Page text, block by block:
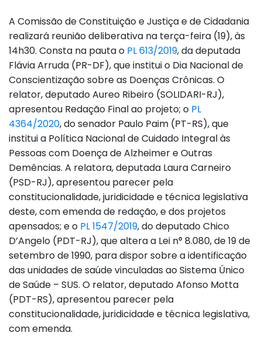
A Comissão de Constituição e Justiça e de Cidadania
realizará reunião deliberativa na terça-feira (19), às
14h30. Consta na pauta o PL 613/2019, da deputada
Flávia Arruda (PR-DF), que institui o Dia Nacional de
Conscientização sobre as Doenças Crônicas. O
relator, deputado Aureo Ribeiro (SOLIDARI-RJ),
apresentou Redação Final ao projeto; o PL
4364/2020, do senador Paulo Paim (PT-RS), que
institui a Política Nacional de Cuidado Integral às
Pessoas com Doença de Alzheimer e Outras
Demências. A relatora, deputada Laura Carneiro
(PSD-RJ), apresentou parecer pela
constitucionalidade, juridicidade e técnica legislativa
deste, com emenda de redação, e dos projetos
apensados; e o PL 1547/2019, do deputado Chico
D’Angelo (PDT-RJ), que altera a Lei n° 8.080, de 19 de
setembro de 1990, para dispor sobre a identificação
das unidades de saúde vinculadas ao Sistema Único
de Saúde – SUS. O relator, deputado Afonso Motta
(PDT-RS), apresentou parecer pela
constitucionalidade, juridicidade e técnica legislativa,
com emenda.